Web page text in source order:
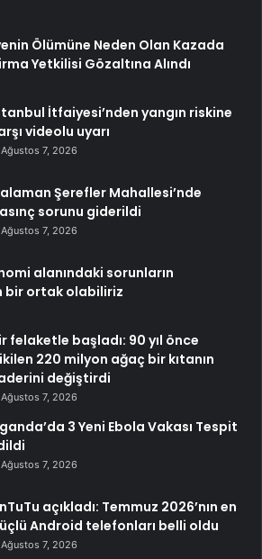
Ölümüne Neden Olan Kazada
Yetkilisi Gözaltına Alındı
İtfaiyesi’nden yangın riskine
videolu uyarı
Ağustos 7, 2026
Şerefler Mahallesi’nde
sorunu giderildi
Ağustos 7, 2026
alanındaki sorunların
bir ortak olabiliriz
felaketle başladı: 90 yıl önce
220 milyon ağaç bir kıtanın
değiştirdi
Ağustos 7, 2026
3 Yeni Ebola Vakası Tespit
Ağustos 7, 2026
açıkladı: Temmuz 2026’nın en
Android telefonları belli oldu
Ağustos 7, 2026